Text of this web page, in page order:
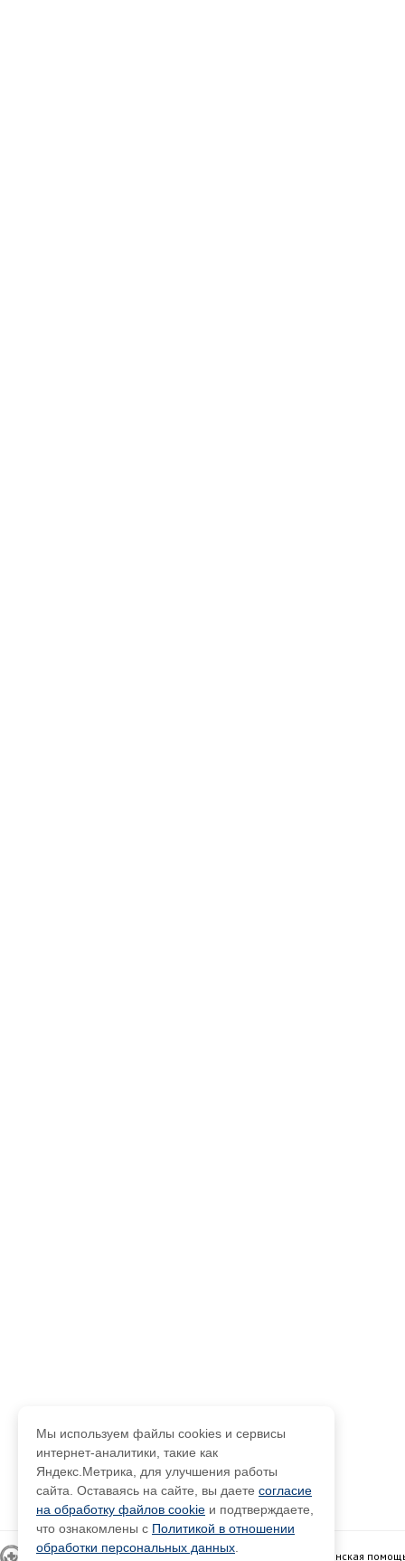
Мы используем файлы cookies и сервисы
интернет-аналитики, такие как
Яндекс.Метрика, для улучшения работы
сайта. Оставаясь на сайте, вы даете согласие
на обработку файлов cookie и подтверждаете,
что ознакомлены с Политикой в отношении
обработки персональных данных
Главная О поликлинике Специалисты Медицинская